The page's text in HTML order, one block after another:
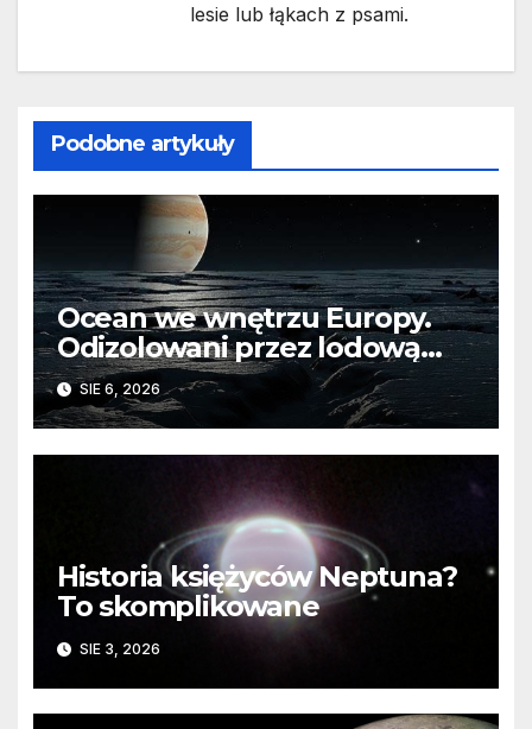
lesie lub łąkach z psami.
Podobne artykuły
Ocean we wnętrzu Europy.
Odizolowani przez lodową
barierę
SIE 6, 2026
Historia księżyców Neptuna?
To skomplikowane
SIE 3, 2026